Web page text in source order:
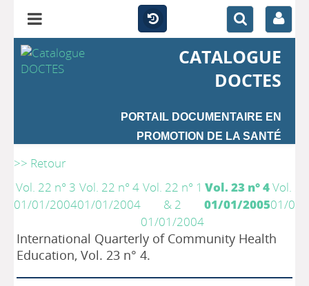
CATALOGUE
DOCTES
PORTAIL DOCUMENTAIRE EN
PROMOTION DE LA SANTÉ
>> Retour
Vol. 22 n° 3
01/01/2004
Vol. 22 n° 4
01/01/2004
Vol. 22 n° 1
& 2
01/01/2004
Vol. 23 n° 4
01/01/2005
Vol.
01/
International Quarterly of Community Health
Education, Vol. 23 n° 4.